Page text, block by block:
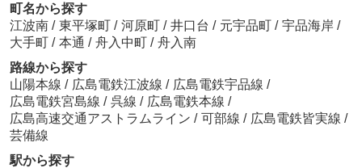
町名から探す
江波南 / 東平塚町 / 河原町 / 井口台 / 元宇品町 / 宇品海岸 /
大手町 / 本通 / 舟入中町 / 舟入南
路線から探す
山陽本線 / 広島電鉄江波線 / 広島電鉄宇品線 /
広島電鉄宮島線 / 呉線 / 広島電鉄本線 /
広島高速交通アストラムライン / 可部線 / 広島電鉄皆実線 /
芸備線
駅から探す